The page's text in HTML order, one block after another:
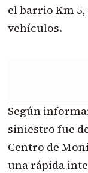
el barrio Km
vehículos.
Según
siniestro fue
Centro de
una rápida